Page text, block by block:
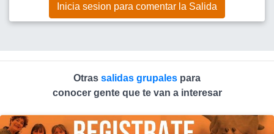
Inicia sesion para comentar la Salida
Otras salidas grupales para
conocer gente que te van a interesar